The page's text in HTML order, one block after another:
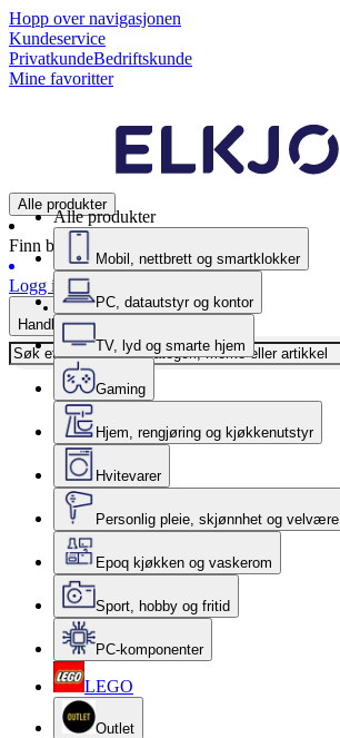
Hopp over navigasjonen
Kundeservice
PrivatkundeBedriftskunde
Mine favoritter
Alle produkter
Finn butikk
Logg inn
Handlekurv
Alle produkter
Mobil, nettbrett og smartklokker
PC, datautstyr og kontor
TV, lyd og smarte hjem
Gaming
Hjem, rengjøring og kjøkkenutstyr
Hvitevarer
Personlig pleie, skjønnhet og velvære
Epoq kjøkken og vaskerom
Sport, hobby og fritid
PC-komponenter
LEGO
Outlet